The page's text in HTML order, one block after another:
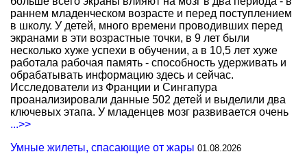
раннем младенческом возрасте и перед поступлением
в школу. У детей, много времени проводивших перед
экранами в эти возрастные точки, в 9 лет были
несколько хуже успехи в обучении, а в 10,5 лет хуже
работала рабочая память - способность удерживать и
обрабатывать информацию здесь и сейчас.
Исследователи из Франции и Сингапура
проанализировали данные 502 детей и выделили два
ключевых этапа. У младенцев мозг развивается очень
...>>
Умные жилеты, спасающие от жары 01.08.2026